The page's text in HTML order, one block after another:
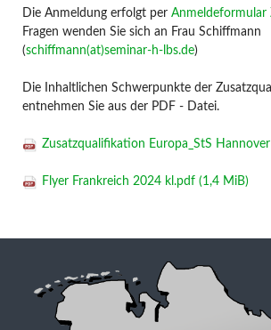
Die Anmeldung erfolgt per Anmeldeformular
Fragen wenden Sie sich an Frau Schiffmann
(schiffmann(at)seminar-h-lbs.de)
Die Inhaltlichen Schwerpunkte der
entnehmen Sie aus der PDF - Datei.
Zusatzqualifikation Europa_StS
Flyer Frankreich 2024 kl.pdf (1,4 MiB)